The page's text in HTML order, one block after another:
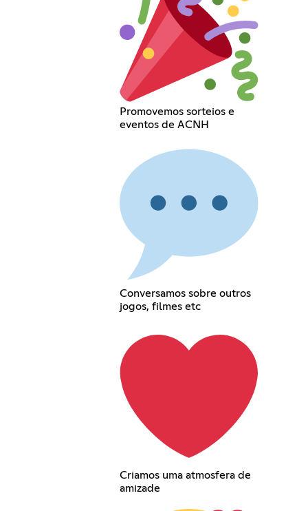
Promovemos sorteios e
eventos de ACNH
Conversamos sobre outros
jogos, filmes etc
Criamos uma atmosfera de
amizade